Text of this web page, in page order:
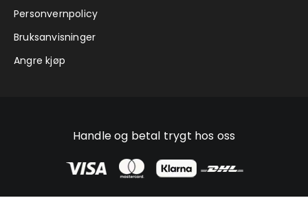
Personvernpolicy
Bruksanvisninger
Angre kjøp
Handle og betal trygt hos oss